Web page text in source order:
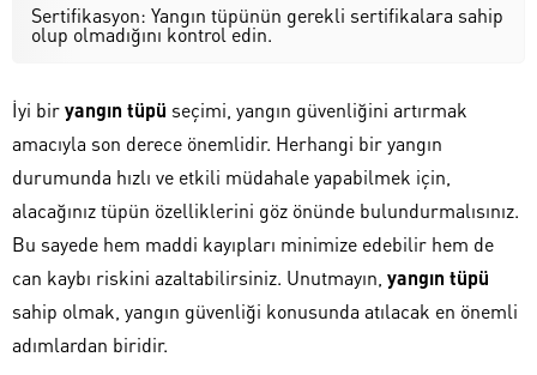
Sertifikasyon: Yangın tüpünün gerekli sertifikalara sahip
olup olmadığını kontrol edin.
İyi biryangın tüpü seçimi, yangın güvenliğini artırmak
amacıyla son derece önemlidir. Herhangi bir yangın
durumunda hızlı ve etkili müdahale yapabilmek için,
alacağınız tüpün özelliklerini göz önünde bulundurmalısınız.
Bu sayede hem maddi kayıpları minimize edebilir hem de
can kaybı riskini azaltabilirsiniz. Unutmayın, yangın tüpü
sahip olmak, yangın güvenliği konusunda atılacak en önemli
adımlardan biridir.